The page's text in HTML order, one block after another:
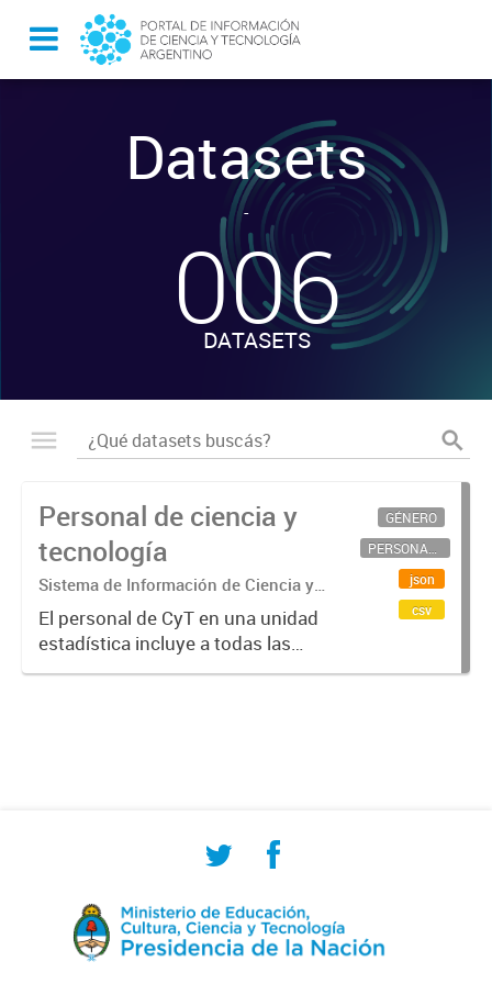
Datasets
-
006
DATASETS
Personal de ciencia y
tecnología
Sistema de Información de Ciencia y
Tecnología Argentino (SICYTAR)
El personal de CyT en una unidad
estadística incluye a todas las
personas involucradas
GÉNERO
PERSONAL CIENTÍFICO-TECNOLÓGICO
json
csv